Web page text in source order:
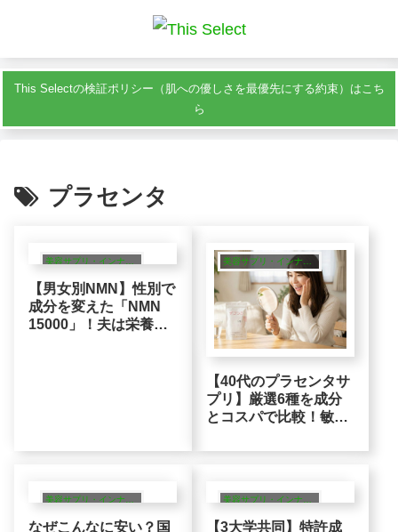
This Selectの検証ポリシー（肌への優しさを最優先にする約束）はこち
ら
プラセンタ
【男女別NMN】性別で
成分を変えた「NMN
15000」！夫は栄養、
【40代のプラセンタサ
プリ】厳選6種を成分
とコスパで比較！敏感
酸戦略」
なぜこんなに安い？国
【3大学共同】特許成